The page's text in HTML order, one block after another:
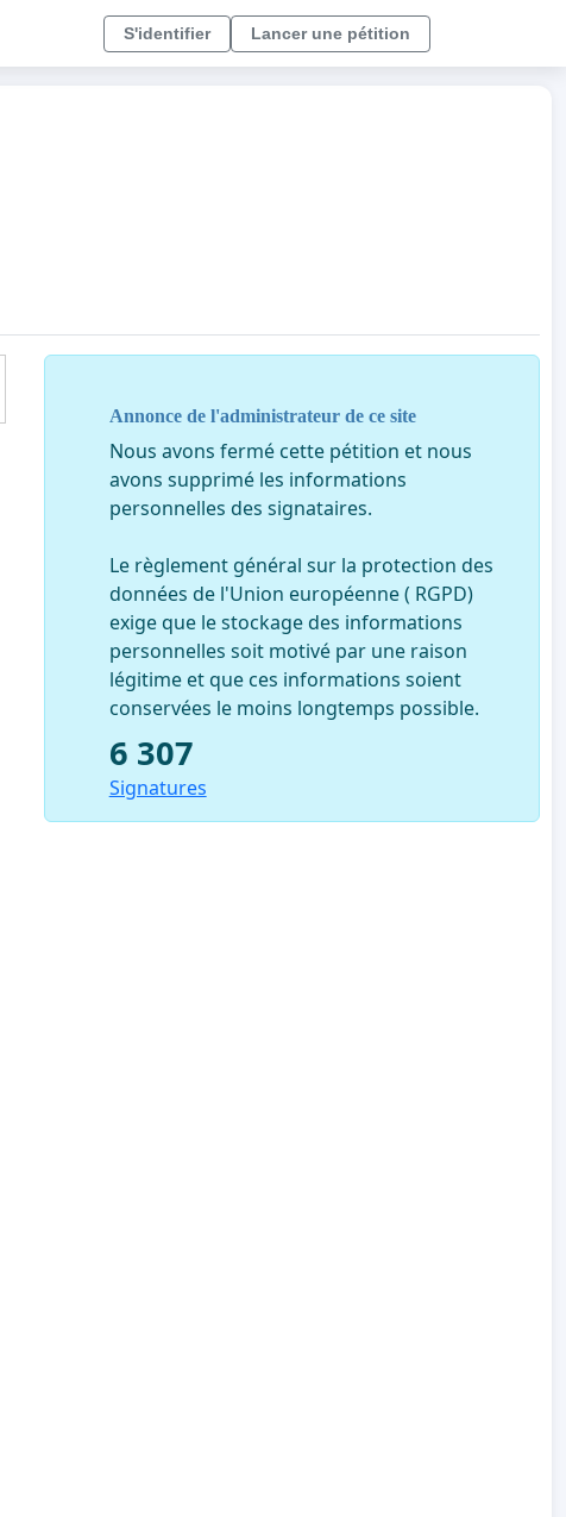
S'identifier Lancer une pétition
Annonce de l'administrateur de ce site
Nous avons fermé cette pétition et nous
avons supprimé les informations
personnelles des signataires.
Le règlement général sur la protection des
données de l'Union européenne ( RGPD)
exige que le stockage des informations
personnelles soit motivé par une raison
légitime et que ces informations soient
conservées le moins longtemps possible.
6 307
Signatures